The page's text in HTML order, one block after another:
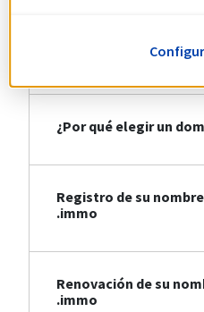
Todo sobre la
¿Por qué elegir un
Registro de su
.immo
Renovación de su
.immo